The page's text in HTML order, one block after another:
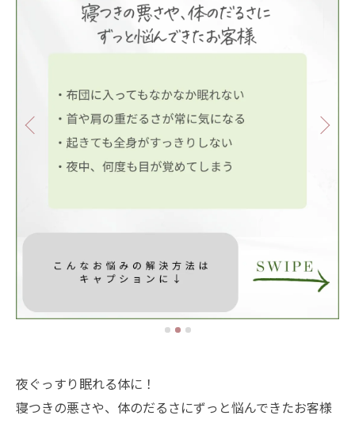
夜ぐっすり眠れる体に！
寝つきの悪さや、体のだるさにずっと悩んできたお客様